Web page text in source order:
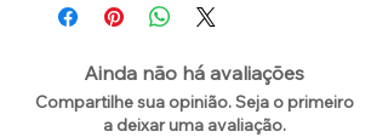
Ainda não há avaliações
Compartilhe sua opinião. Seja o primeiro
a deixar uma avaliação.